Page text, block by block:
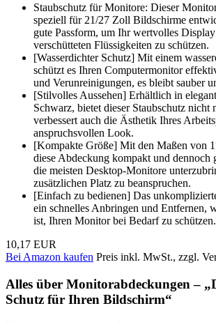
Staubschutz für Monitore: Dieser
speziell für 21/27 Zoll Bildschirme
gute Passform, um Ihr wertvolles
verschütteten Flüssigkeiten zu schützen.
[Wasserdichter Schutz] Mit einem
schützt es Ihren Computermonitor
und Verunreinigungen, es bleibt sauber
[Stilvolles Aussehen] Erhältlich in
Schwarz, bietet dieser Staubschutz nicht
verbessert auch die Ästhetik Ihres
anspruchsvollen Look.
[Kompakte Größe] Mit den Maßen von
diese Abdeckung kompakt und dennoch
die meisten Desktop-Monitore
zusätzlichen Platz zu beanspruchen.
[Einfach zu bedienen] Das
ein schnelles Anbringen und Entfernen,
ist, Ihren Monitor bei Bedarf zu schützen.
10,17 EUR
Bei Amazon kaufen Preis inkl. MwSt., zzgl.
Alles über Monitorabdeckungen –
Schutz für Ihren Bildschirm“